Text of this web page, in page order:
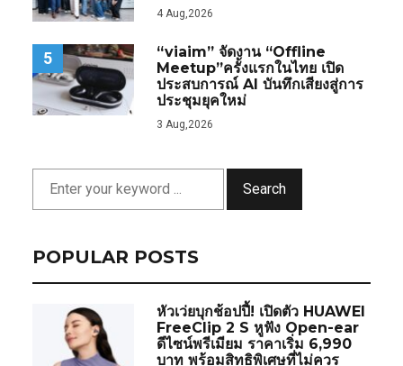
4 Aug,2026
5
“viaim” จัดงาน “Offline
Meetup”ครั้งแรกในไทย เปิด
ประสบการณ์ AI บันทึกเสียงสู่การ
ประชุมยุคใหม่
3 Aug,2026
Search
POPULAR POSTS
หัวเว่ยบุกช้อปปี้! เปิดตัว HUAWEI
FreeClip 2 S หูฟัง Open-ear
ดีไซน์พรีเมียม ราคาเริ่ม 6,990
บาท พร้อมสิทธิพิเศษที่ไม่ควร